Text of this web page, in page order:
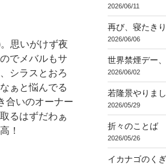
思いがけず夜
でメバルもサ
シラスとおろ
ぁと悩んでる
合いのオーナー
るはずだわぁ
！
2026/06/11
再び、寝たき
2026/06/06
世界禁煙デー
2026/06/02
若隆景やりまし
2026/05/29
折々のことば
2026/05/26
イカナゴのく